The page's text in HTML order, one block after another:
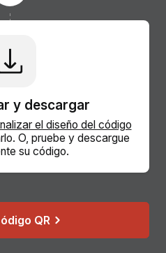
y descargar
el diseño del código
O, pruebe y descargue
su código.
QR